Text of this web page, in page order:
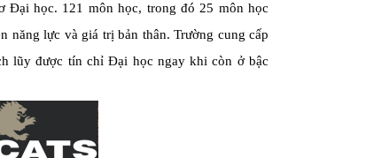
Đại học. 121 môn học, trong đó 25 môn học
năng lực và giá trị bản thân. Trường cung cấp
lũy được tín chỉ Đại học ngay khi còn ở bậc